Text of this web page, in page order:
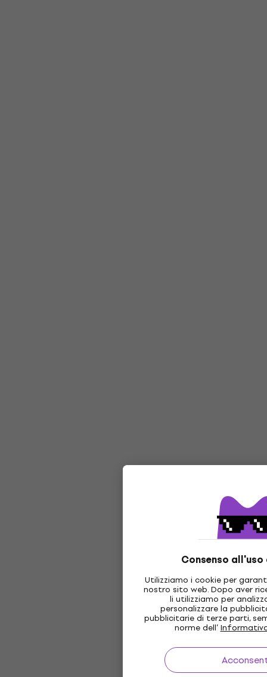
Consenso
Utilizziamo i cookie per
nostro sito web. Dopo aver
li utilizziamo per
personalizzare la
pubblicitarie di terze parti,
norme dell’